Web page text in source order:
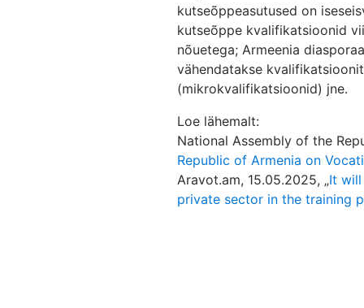
kutseõppeasutused on
kutseõppe kvalifikatsioonid
nõuetega; Armeenia
vähendatakse
(mikrokvalifikatsioonid) jne.
Loe lähemalt:
National Assembly of the
Republic of Armenia on
Aravot.am, 15.05.2025, „It
private sector in the training